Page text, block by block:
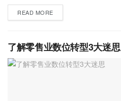
READ MORE
了解零售业数位转型3大迷思